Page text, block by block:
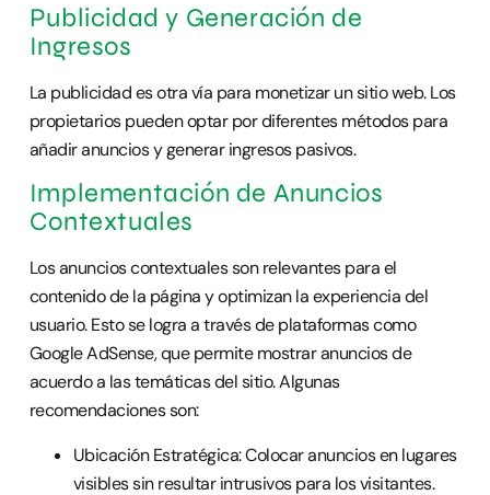
Publicidad y Generación de
Ingresos
La publicidad es otra vía para monetizar un sitio web. Los
propietarios pueden optar por diferentes métodos para
añadir anuncios y generar ingresos pasivos.
Implementación de Anuncios
Contextuales
Los anuncios contextuales son relevantes para el
contenido de la página y optimizan la experiencia del
usuario. Esto se logra a través de plataformas como
Google AdSense, que permite mostrar anuncios de
acuerdo a las temáticas del sitio. Algunas
recomendaciones son:
Ubicación Estratégica: Colocar anuncios en lugares
visibles sin resultar intrusivos para los visitantes.